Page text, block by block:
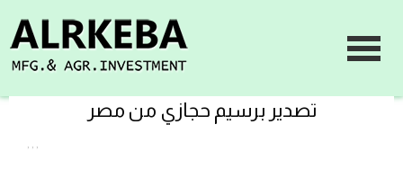
تصدير برسيم حجازي من مصر
, , ,